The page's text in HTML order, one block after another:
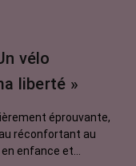
vélo
liberté »
éprouvante,
réconfortant au
enfance et